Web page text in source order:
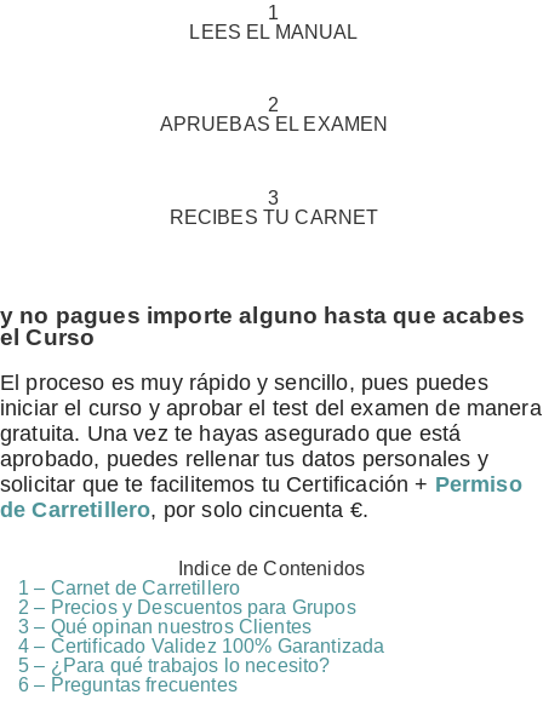
1
LEES EL MANUAL
2
APRUEBAS EL EXAMEN
3
RECIBES TU CARNET
y no pagues importe alguno hasta que acabes
el Curso
El proceso es muy rápido y sencillo, pues puedes
iniciar el curso y aprobar el test del examen de manera
gratuita. Una vez te hayas asegurado que está
aprobado, puedes rellenar tus datos personales y
solicitar que te facilitemos tu Certificación + Permiso
de Carretillero, por solo cincuenta €.
Indice de Contenidos
1 – Carnet de Carretillero
2 – Precios y Descuentos para Grupos
3 – Qué opinan nuestros Clientes
4 – Certificado Validez 100% Garantizada
5 – ¿Para qué trabajos lo necesito?
6 – Preguntas frecuentes